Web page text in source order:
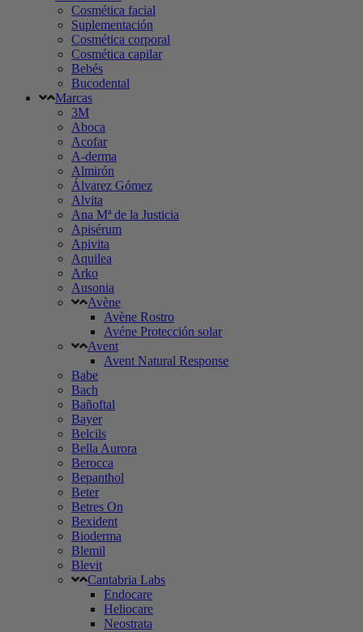
Cosmética facial
Suplementación
Cosmética corporal
Cosmética capilar
Bebés
Bucodental
Marcas
3M
Aboca
Acofar
A-derma
Almirón
Álvarez Gómez
Alvita
Ana Mª de la Justicia
Apisérum
Apivita
Aquilea
Arko
Ausonia
Avène
Avène Rostro
Avéne Protección solar
Avent
Avent Natural Response
Babe
Bach
Bañoftal
Bayer
Belcils
Bella Aurora
Berocca
Bepanthol
Beter
Betres On
Bexident
Bioderma
Blemil
Blevit
Cantabria Labs
Endocare
Heliocare
Neostrata